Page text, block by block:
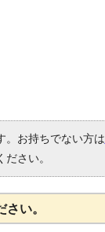
。お持ちでない方は
さい。
い。